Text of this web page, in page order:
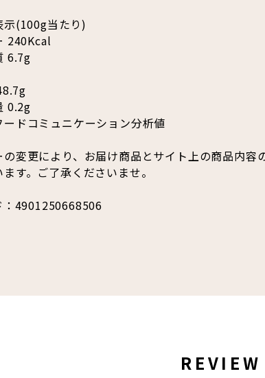
示(100g当たり)
240Kcal
6.7g
0.2g
ドコミュニケーション分析値
変更により、お届け商品とサイト上の商品内容
す。ご了承くださいませ。
：4901250668506
REVIEW